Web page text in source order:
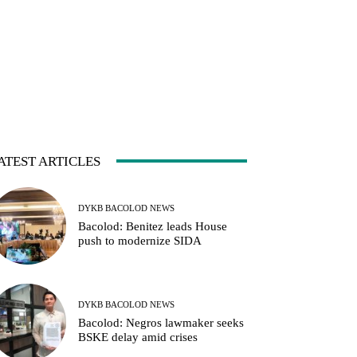
ARTICLES
DYKB BACOLOD NEWS
Bacolod: Benitez leads House
push to modernize SIDA
DYKB BACOLOD NEWS
Bacolod: Negros lawmaker seeks
BSKE delay amid crises